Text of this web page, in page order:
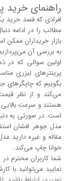
راهنمای خرید
افرادی که قصد خرید
مطالب را در ادامه
بازار خریداران ممکن
به بررسی آن
اولین سوالی که
پرینتر‌های لیزری
بگوییم که چاپگر‌های
می‌کند و از نظر
هستند و سرعت
است. در صورتی به
مدل جوهر افشان
مقاله و غیره دارید
خوانا چاپ می‌کند.
شما کاربران محترم در
نمایید می‌توانید با